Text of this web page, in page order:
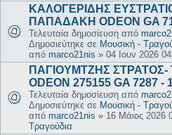
ΚΑΛΟΓΕΡΙΔΗΣ
ΠΑΠΑΔΑΚΗ ODEON GA
Τελευταία δημοσίευση από
Δημοσιεύτηκε σε Μουσική -
από marco21nis » 04 Ιουν 2026
ΠΑΓΙΟΥΜΤΖΗΣ ΣΤΡΑΤΟΣ-
ODEON 275155 GA 7287 -
Τελευταία δημοσίευση από
Δημοσιεύτηκε σε Μουσική -
από marco21nis » 16 Μάιος 2026
Τραγούδια